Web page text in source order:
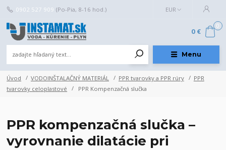
Menu
EUR
0902 527 909 (Po-Pia, 8-16 hod.)
0
0 €
Úvod VODOINŠTALAČNÝ MATERIÁL PPR tvarovky a PPR rúry
PPR
tvarovky celoplastové
PPR Kompenzačná slučka
PPR kompenzačná slučka –
vyrovnanie dilatácie pri